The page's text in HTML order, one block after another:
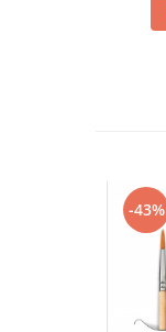
-43%